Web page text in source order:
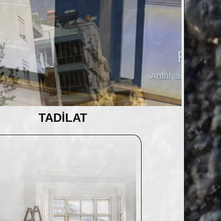
TADİLAT